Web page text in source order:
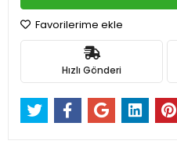
Favorilerime ekle
Hızlı Gönderi